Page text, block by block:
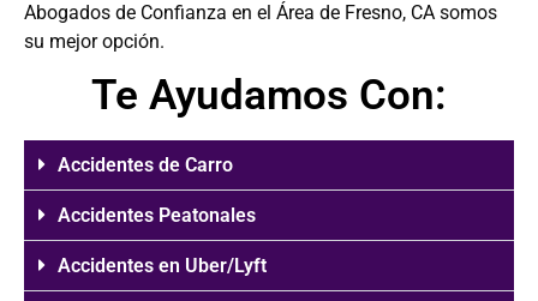
Abogados de Confianza en el Área de Fresno, CA somos
su mejor opción.
Te Ayudamos Con:
Accidentes de Carro
Accidentes Peatonales
Accidentes en Uber/Lyft